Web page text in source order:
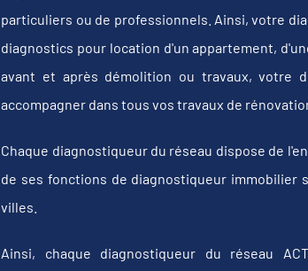
particuliers ou de professionnels. Ainsi, votre
diagnostics pour location d'un appartement,
avant et après démolition ou travaux, votre
accompagner dans tous vos travaux de
Chaque diagnostiqueur du réseau dispose de
de ses fonctions de diagnostiqueur immobilier
villes.
Ainsi, chaque diagnostiqueur du réseau